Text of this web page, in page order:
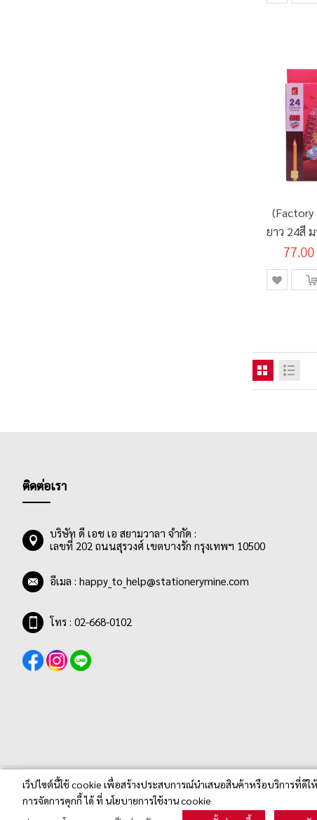
เว็ปไซต์นี้ใช้ cookie เพื่อสร้างประสบการณ์นำเสนอสินค้าหรือบริการที่ดี
การจัดการคุกกี้ ได้ ที่ นโยบายการใช้งาน cookie
(Factory
ยาว 24สี ม
ขาว
เขียว
เขียวมะนาว
เขียว/ส้ม 0รายการ
โครอลเรด 0รายการ
ชมพูกุหลาบ
แดง
2 รายการ
เทอควอยซ์ 0รายการ
ติดต่อเรา
บริษัท ดี เอช เอ สยามวาลา จำกัด :
เลขที่ 202 ถนนสุรวงศ์ เขตบางรัก กรุงเทพฯ 10500
อีเมล : happy_to_help@stationerymine.com
โทร : 02-668-0102
Stationerymine.com © 2020 All Rights Reserved.